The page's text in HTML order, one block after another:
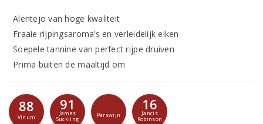
Alentejo van hoge kwaliteit
Fraaie rijpingsaroma’s en verleidelijk eiken
Soepele tannine van perfect rijpe druiven
Prima buiten de maaltijd om
88
Vinum
91
James
Suckling
Perswijn
16
Jancis
Robinson